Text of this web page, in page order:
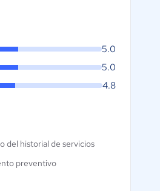
5.0
5.0
4.8
del historial de servicios
preventivo